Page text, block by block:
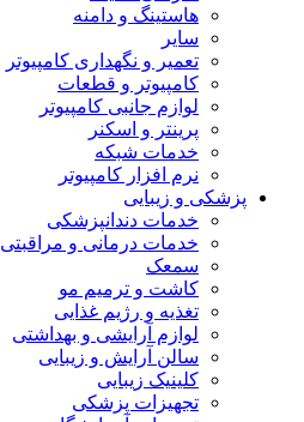
هاستینگ و دامنه
سایر
تعمیر و نگهداری کامپیوتر
کامپیوتر و قطعات
لوازم جانبی کامپیوتر
پرینتر و اسکنر
خدمات شبکه
نرم افزار کامپیوتر
پزشکی و زیبایی
خدمات دندانپزشکی
خدمات درمانی و مراقبتی
سمعک
کاشت و ترمیم مو
تغذیه و رژیم غذایی
لوازم آرایشی و بهداشتی
سالن آرایش و زیبایی
کلینیک زیبایی
تجهیزات پزشکی